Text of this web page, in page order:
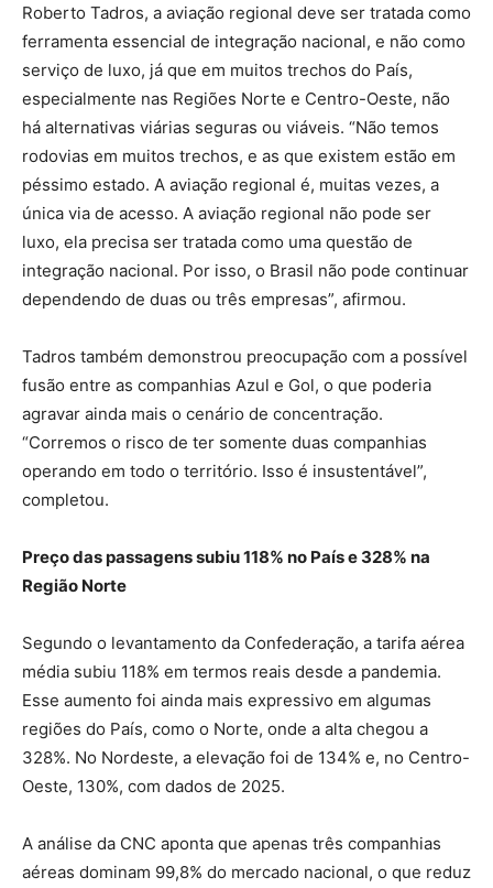
Roberto Tadros, a aviação regional deve ser tratada como
ferramenta essencial de integração nacional, e não como
serviço de luxo, já que em muitos trechos do País,
especialmente nas Regiões Norte e Centro-Oeste, não
há alternativas viárias seguras ou viáveis. “Não temos
rodovias em muitos trechos, e as que existem estão em
péssimo estado. A aviação regional é, muitas vezes, a
única via de acesso. A aviação regional não pode ser
luxo, ela precisa ser tratada como uma questão de
integração nacional. Por isso, o Brasil não pode continuar
dependendo de duas ou três empresas”, afirmou.
Tadros também demonstrou preocupação com a possível
fusão entre as companhias Azul e Gol, o que poderia
agravar ainda mais o cenário de concentração.
“Corremos o risco de ter somente duas companhias
operando em todo o território. Isso é insustentável”,
completou.
Preço das passagens subiu 118% no País e 328% na
Região Norte
Segundo o levantamento da Confederação, a tarifa aérea
média subiu 118% em termos reais desde a pandemia.
Esse aumento foi ainda mais expressivo em algumas
regiões do País, como o Norte, onde a alta chegou a
328%. No Nordeste, a elevação foi de 134% e, no Centro-
Oeste, 130%, com dados de 2025.
A análise da CNC aponta que apenas três companhias
aéreas dominam 99,8% do mercado nacional, o que reduz